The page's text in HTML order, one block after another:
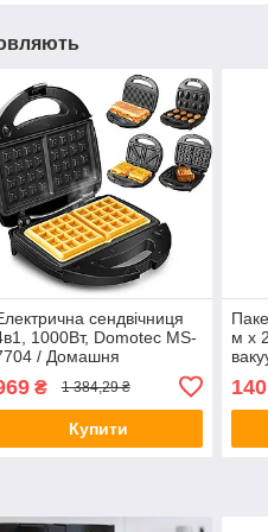
cендвічниця
1000Вт, Domotec MS-
/ Домашня
горішниця
₴ 1 384,29 ₴
Купити
м х